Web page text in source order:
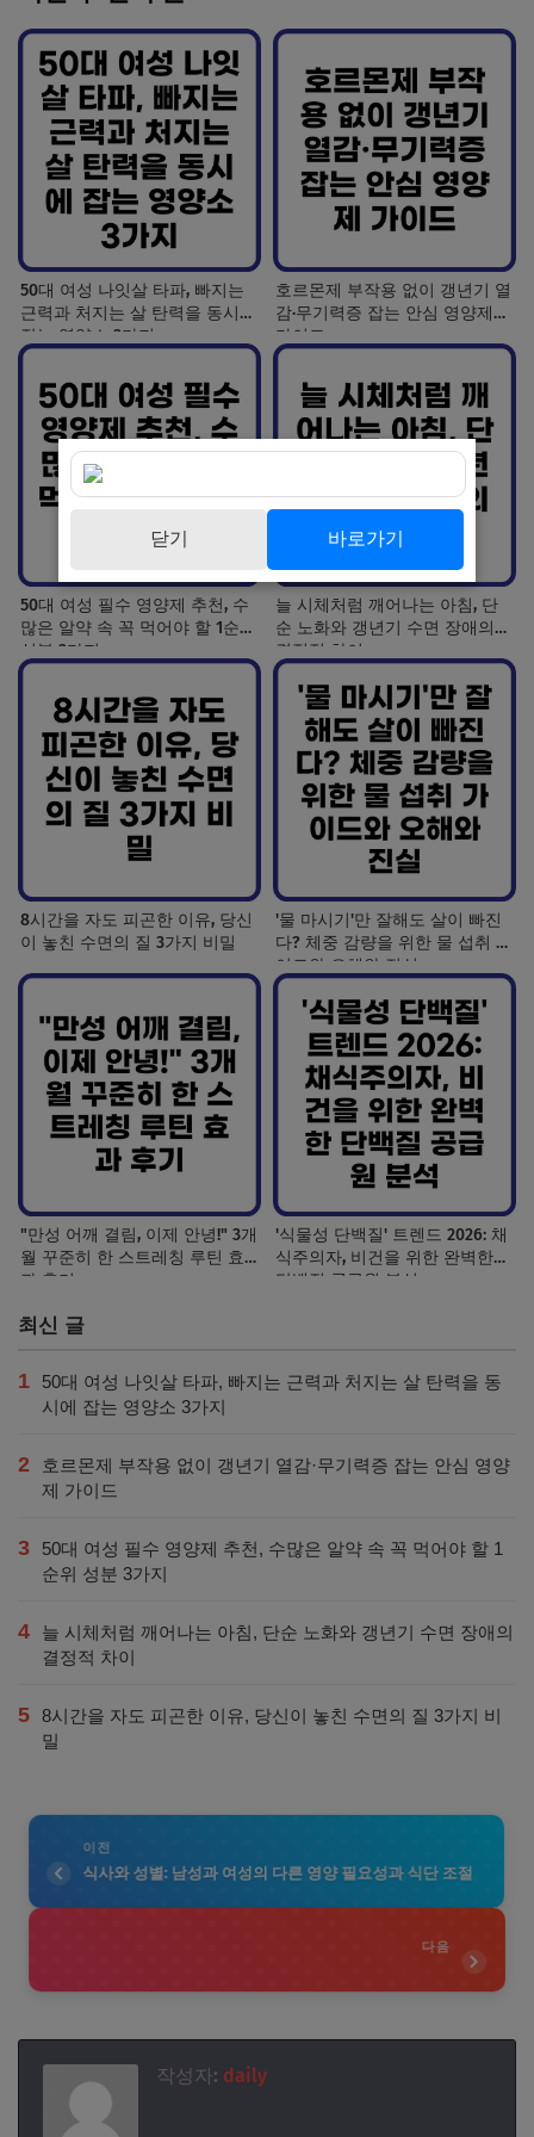
50대 여성 나잇살 타파, 빠지는
근력과 처지는 살 탄력을 동시에
잡는 영양소 3가지
호르몬제 부작용 없이 갱년기 열
감·무기력증 잡는 안심 영양제
가이드
50대 여성 필수 영양제 추천, 수
많은 알약 속 꼭 먹어야 할 1순위
성분 3가지
늘 시체처럼 깨어나는 아침, 단
순 노화와 갱년기 수면 장애의
결정적 차이
8시간을 자도 피곤한 이유, 당신
이 놓친 수면의 질 3가지 비밀
'물 마시기'만 잘해도 살이 빠진
다? 체중 감량을 위한 물 섭취 가
이드와 오해와 진실
"만성 어깨 결림, 이제 안녕!" 3개
월 꾸준히 한 스트레칭 루틴 효
과 후기
'식물성 단백질' 트렌드 2026: 채
식주의자, 비건을 위한 완벽한
단백질 공급원 분석
최신 글
1
50대 여성 나잇살 타파, 빠지는 근력과 처지는 살 탄력을 동
시에 잡는 영양소 3가지
2
호르몬제 부작용 없이 갱년기 열감·무기력증 잡는 안심 영양
제 가이드
3
50대 여성 필수 영양제 추천, 수많은 알약 속 꼭 먹어야 할 1
순위 성분 3가지
4
늘 시체처럼 깨어나는 아침, 단순 노화와 갱년기 수면 장애의
결정적 차이
5 8시간을 자도 피곤한 이유, 당신이 놓친 수면의 질 3가지 비
밀
이전
식사와 성별: 남성과 여성의 다른 영양 필요성과 식단 조절
다음
작성자: daily
닫기 바로가기